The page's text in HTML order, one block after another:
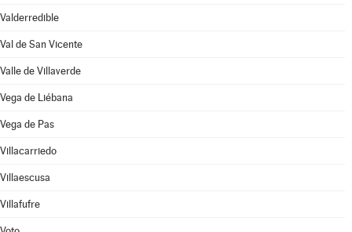
Valderredible
Val de San Vicente
Valle de Villaverde
Vega de Liébana
Vega de Pas
Villacarriedo
Villaescusa
Villafufre